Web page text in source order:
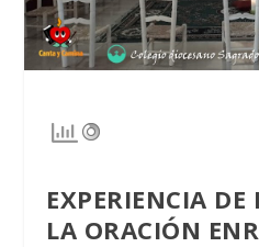
EXPERIENCIA
LA ORACIÓN